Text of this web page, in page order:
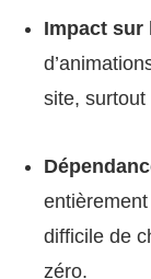
Impact sur
site, surtout
difficile de
zéro.